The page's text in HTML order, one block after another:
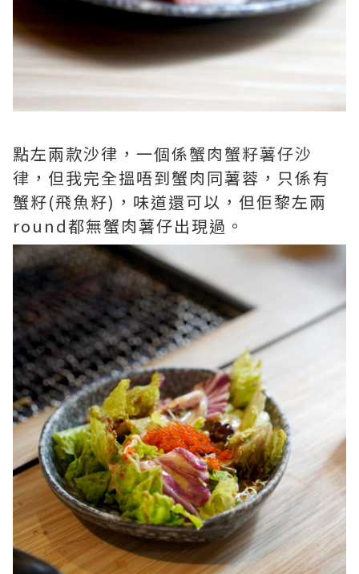
點左兩款沙律，一個係蟹肉蟹籽薯仔沙
律 ，但我完全搵唔到蟹肉同薯蓉，只係有
蟹籽(飛魚籽)，味道還可以，但佢黎左兩
round都無蟹肉薯仔出現過。